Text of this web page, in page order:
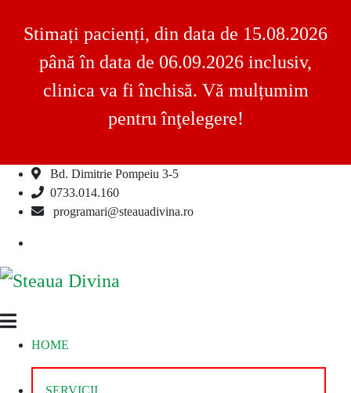
Stimați pacienți, din data de 15.08.2026
până în data de 06.09.2026 inclusiv,
clinica va fi închisă. Vă mulțumim
pentru înţelegere!
Skip
Bd. Dimitrie Pompeiu 3-5
0733.014.160
programari@steauadivina.ro
Steaua
Divina
Clinica
SteauaHOME